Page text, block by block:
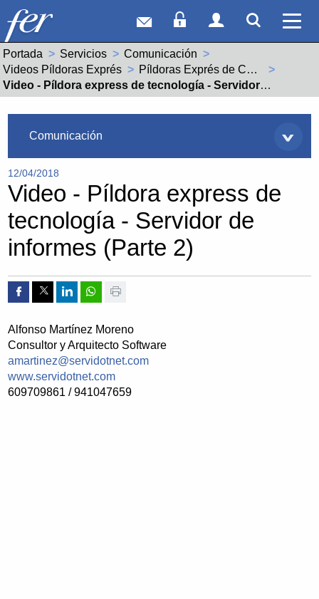
Correo webAcceso Socios
Acceso
Portada Servicios
Comunicación
Videos Píldoras Exprés
Píldoras Exprés de Competitividad y Tecnología
Actual:
Video - Píldora express de tecnología - Servidor de informes (Parte 2)
Comunicación
12/04/2018
Video - Píldora express de
tecnología - Servidor de
informes (Parte 2)
Compartir por Facebook
Compartir por Twitter
Compartir por Linkedin
Compartir por whatsapp
Imprimir
Alfonso Martínez Moreno
Consultor y Arquitecto Software
amartinez@servidotnet.com
www.servidotnet.com
609709861 / 941047659